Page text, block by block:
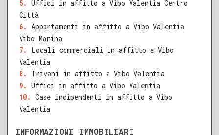
Uffici in affitto a Vibo Valentia Centro
Città
Appartamenti in affitto a Vibo Valentia
Vibo Marina
Locali commerciali in affitto a Vibo
Valentia
Trivani in affitto a Vibo Valentia
Uffici in affitto a Vibo Valentia
Case indipendenti in affitto a Vibo
Valentia
INFORMAZIONI IMMOBILIARI